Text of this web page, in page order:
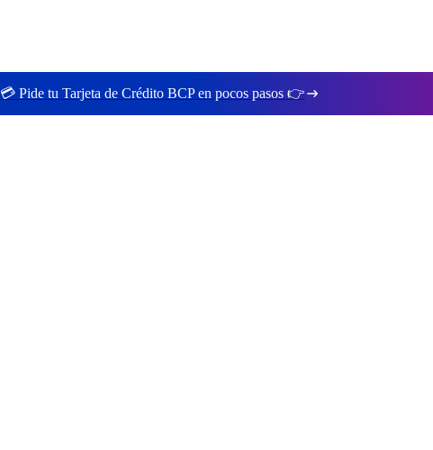
💳 Pide tu Tarjeta de Crédito BCP en pocos pasos 👉